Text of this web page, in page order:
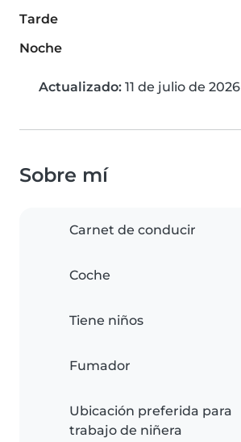
Tarde
Noche
Actualizado: 11 de julio de 2026
Sobre mí
Carnet de conducir
Coche
Tiene niños
Fumador
Ubicación preferida para
trabajo de niñera